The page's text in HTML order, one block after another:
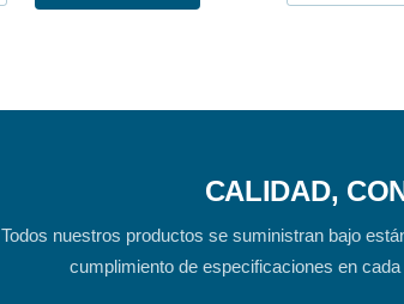
CALIDAD,
Todos nuestros productos se suministran bajo
cumplimiento de especificaciones en